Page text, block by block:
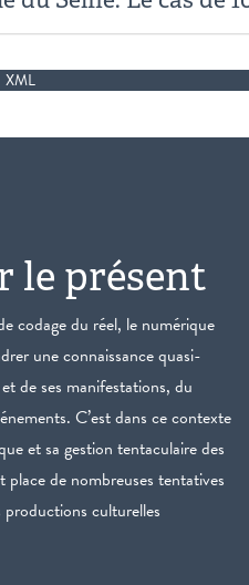
XML
le présent
codage du réel, le numérique
une connaissance quasi-
de ses manifestations, du
C’est dans ce contexte
et sa gestion tentaculaire des
place de nombreuses tentatives
productions culturelles